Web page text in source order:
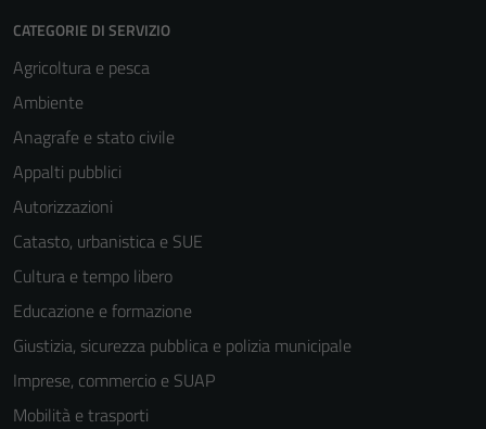
CATEGORIE DI SERVIZIO
Agricoltura e pesca
Ambiente
Anagrafe e stato civile
Appalti pubblici
Autorizzazioni
Catasto, urbanistica e SUE
Cultura e tempo libero
Educazione e formazione
Giustizia, sicurezza pubblica e polizia municipale
Imprese, commercio e SUAP
Mobilità e trasporti